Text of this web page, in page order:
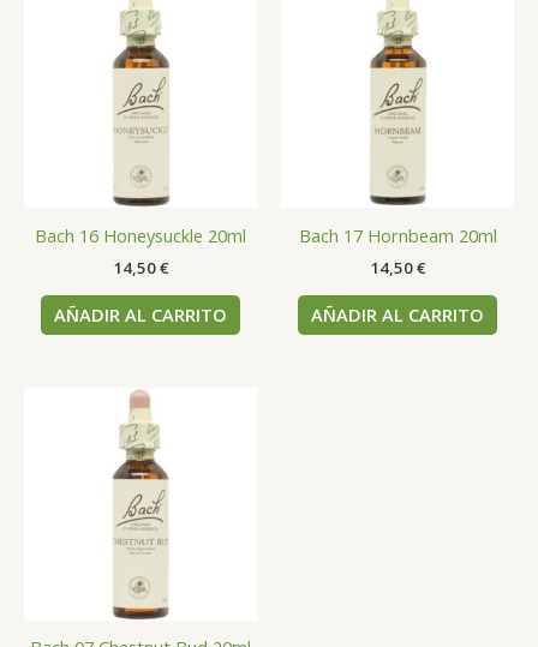
Bach 16 Honeysuckle 20ml
14,50€
AÑADIR AL CARRITO
Bach 17 Hornbeam 20ml
14,50€
AÑADIR AL CARRITO